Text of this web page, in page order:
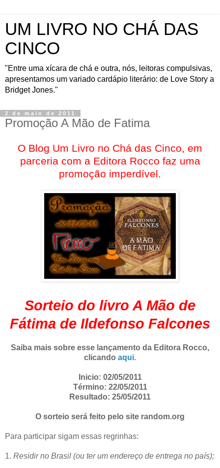
UM LIVRO NO CHÁ DAS
CINCO
"Entre uma xícara de chá e outra, nós, leitoras compulsivas,
apresentamos um variado cardápio literário: de Love Story a
Bridget Jones."
2 de maio de 2011
Promoção A Mão de Fatima
O Blog Um Livro no Chá das Cinco, em
parceria com a Editora Rocco faz uma
promoção imperdível.
Sorteio do livro A Mão de
Fátima de Ildefonso Falcones
Saiba mais sobre esse lançamento da Editora Rocco,
clicando aqui.
Inicio: 02/05/2011
Término: 22/05/2011
Resultado: 25/05/2011
O sorteio será feito pelo site random.org
Para participar sigam essas regrinhas:
1. Residir no Brasil (ou ter um endereço de entrega no país);